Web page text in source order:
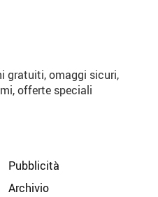
gratuiti, omaggi sicuri,
offerte speciali
Pubblicità
Archivio